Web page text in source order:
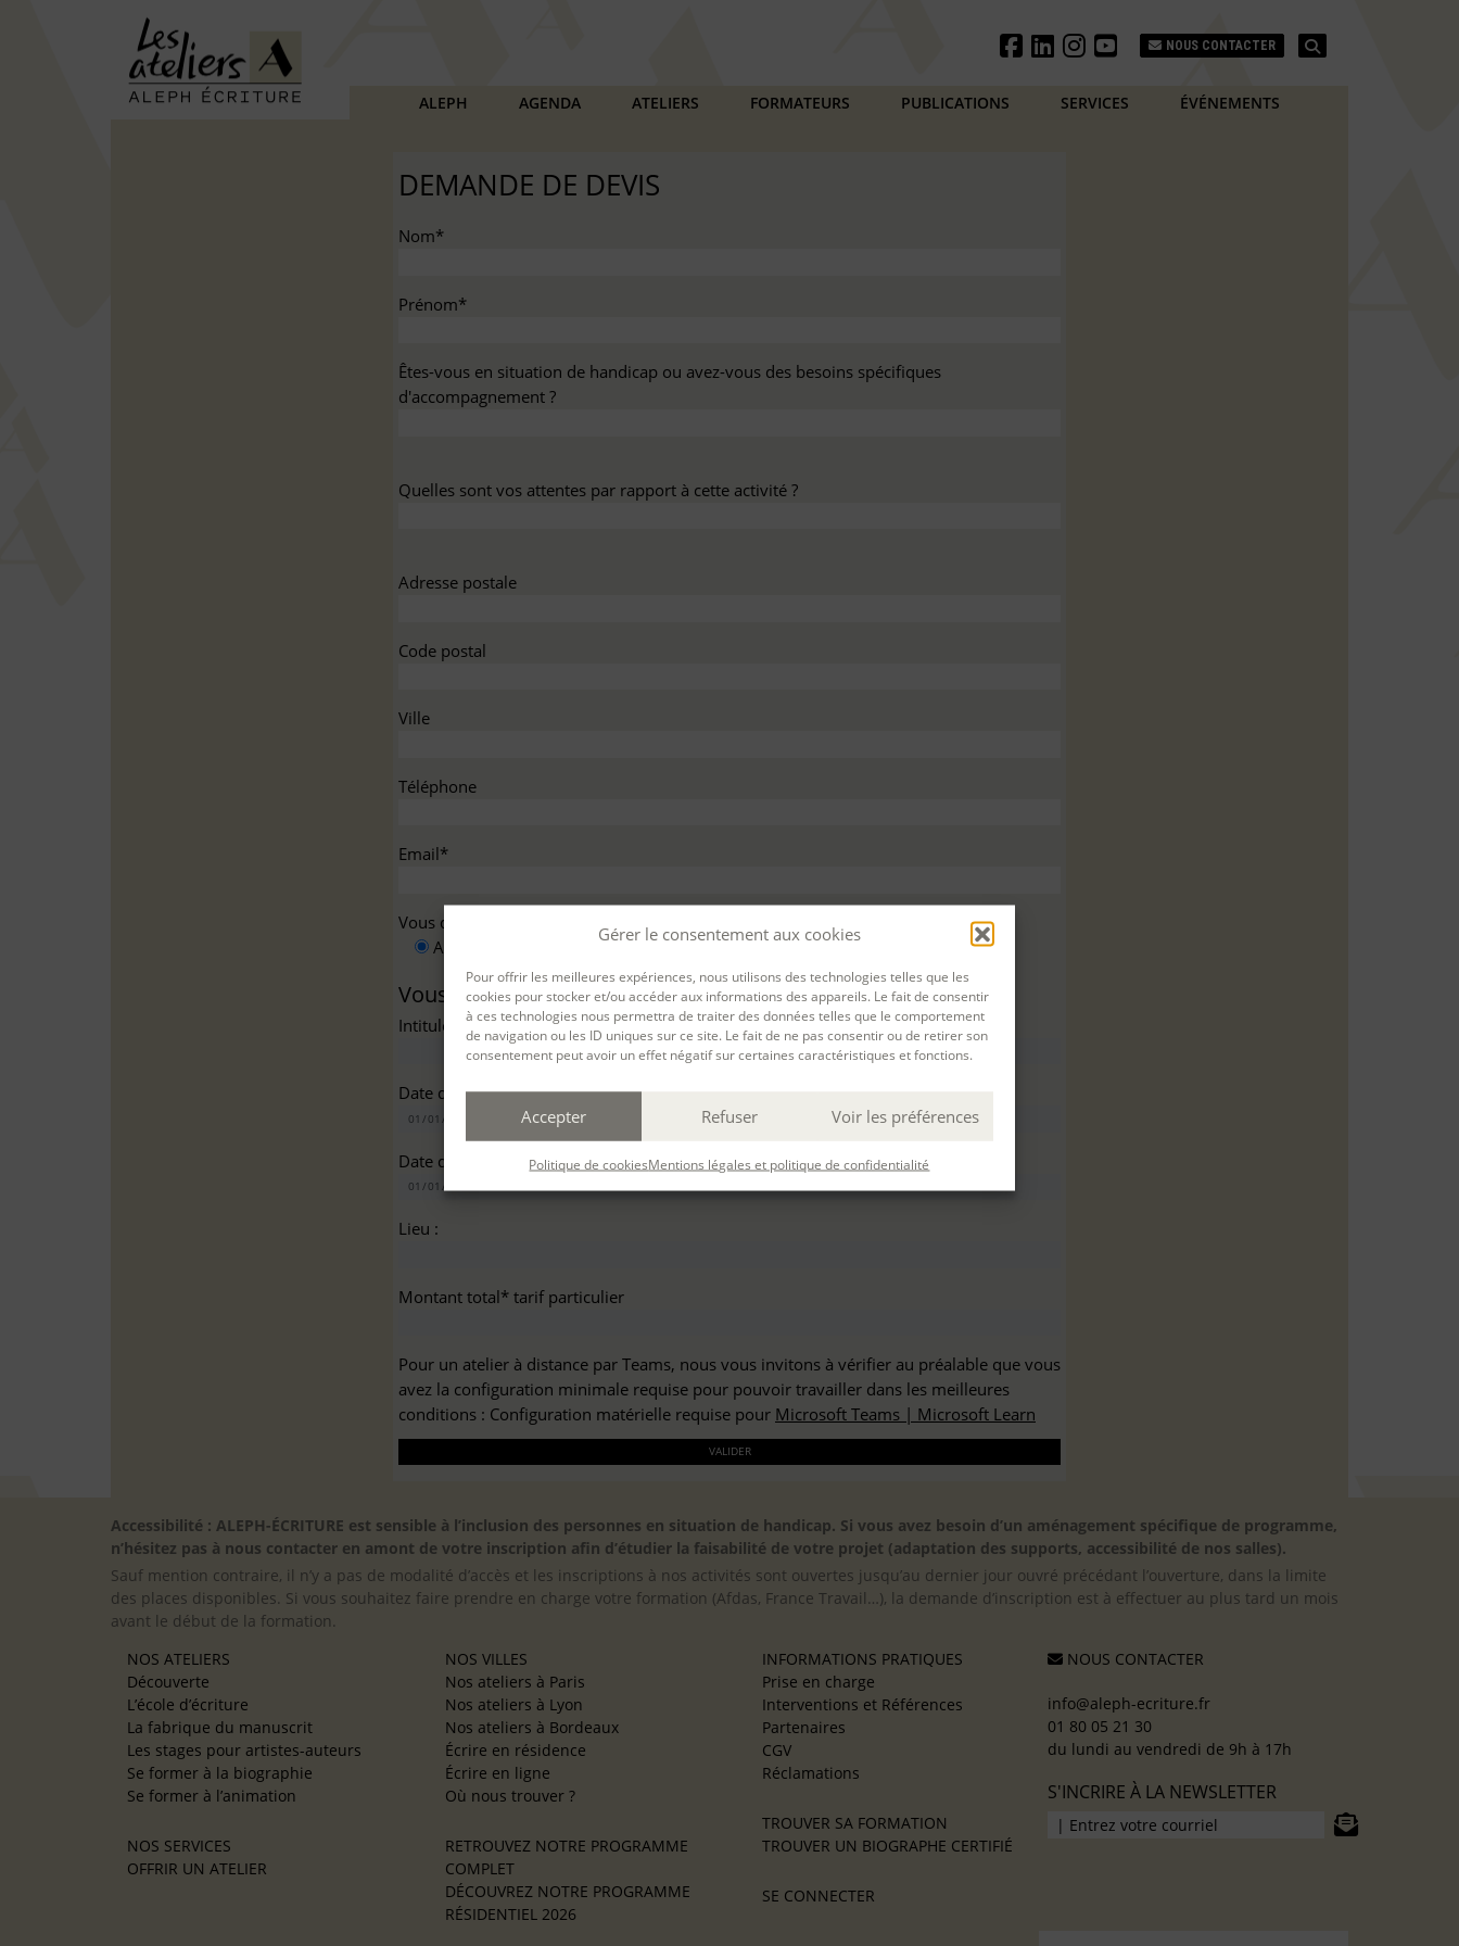
Gérer le consentement aux cookies
Pour offrir les meilleures expériences, nous utilisons des technologies telles que les
cookies pour stocker et/ou accéder aux informations des appareils. Le fait de consentir
à ces technologies nous permettra de traiter des données telles que le comportement
de navigation ou les ID uniques sur ce site. Le fait de ne pas consentir ou de retirer son
consentement peut avoir un effet négatif sur certaines caractéristiques et fonctions.
Accepter Refuser Voir les préférences
Politique de cookiesMentions légales et politique de confidentialité
NOUS CONTACTER
ALEPH AGENDA ATELIERS FORMATEURS PUBLICATIONS SERVICES ÉVÉNEMENTS
DEMANDE DE DEVIS
Nom*
Prénom*
Êtes-vous en situation de handicap ou avez-vous des besoins spécifiques
d'accompagnement ?
Quelles sont vos attentes par rapport à cette activité ?
Adresse postale
Code postal
Ville
Téléphone
Email*
Vous demandez ce devis :
A titre personnel
Pour bénéficier d’un financement
Vous souhaitez vous inscrire à :
Intitulé(s)*
Date de début*
Date de fin*
Lieu :
Montant total* tarif particulier
Pour un atelier à distance par Teams, nous vous invitons à vérifier au préalable que vous
avez la configuration minimale requise pour pouvoir travailler dans les meilleures
conditions : Configuration matérielle requise pour Microsoft Teams | Microsoft Learn
Accessibilité : ALEPH-ÉCRITURE est sensible à l’inclusion des personnes en situation de handicap. Si vous avez besoin d’un aménagement spécifique de programme,
n’hésitez pas à nous contacter en amont de votre inscription afin d’étudier la faisabilité de votre projet (adaptation des supports, accessibilité de nos salles).
Sauf mention contraire, il n’y a pas de modalité d’accès et les inscriptions à nos activités sont ouvertes jusqu’au dernier jour ouvré précédant l’ouverture, dans la limite
des places disponibles. Si vous souhaitez faire prendre en charge votre formation (Afdas, France Travail…), la demande d’inscription est à effectuer au plus tard un mois
avant le début de la formation.
NOS ATELIERS
Découverte
L’école d’écriture
La fabrique du manuscrit
Les stages pour artistes-auteurs
Se former à la biographie
Se former à l’animation
NOS SERVICES
OFFRIR UN ATELIER
NOS VILLES
Nos ateliers à Paris
Nos ateliers à Lyon
Nos ateliers à Bordeaux
Écrire en résidence
Écrire en ligne
Où nous trouver ?
RETROUVEZ NOTRE PROGRAMME
COMPLET
DÉCOUVREZ NOTRE PROGRAMME
RÉSIDENTIEL 2026
INFORMATIONS PRATIQUES
Prise en charge
Interventions et Références
Partenaires
CGV
Réclamations
TROUVER SA FORMATION
TROUVER UN BIOGRAPHE CERTIFIÉ
SE CONNECTER
NOUS CONTACTER
info@aleph-ecriture.fr
01 80 05 21 30
du lundi au vendredi de 9h à 17h
S'INCRIRE À LA NEWSLETTER